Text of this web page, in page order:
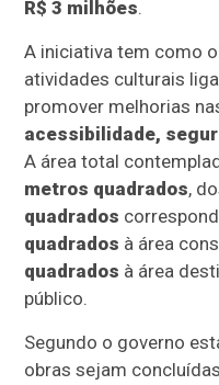
R$ 3 milhões.
A iniciativa tem como
atividades culturais
promover melhorias
acessibilidade,
A área total
metros quadrados,
quadrados
quadrados à área
quadrados à área
público.
Segundo o governo
obras sejam